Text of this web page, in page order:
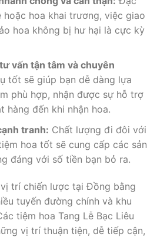
hoa khai trương, việc giao
hoa không bị hư hại là cực kỳ
vấn tận tâm và chuyên
tốt sẽ giúp bạn dễ dàng lựa
phù hợp, nhận được sự hỗ trợ
hàng đến khi nhận hoa.
tranh: Chất lượng đi đôi với
hoa tốt sẽ cung cấp các sản
đáng với số tiền bạn bỏ ra.
trí chiến lược tại Đồng bằng
tuyến đường chính và khu
tiệm hoa Tang Lễ Bạc Liêu
vị trí thuận tiện, dễ tiếp cận,